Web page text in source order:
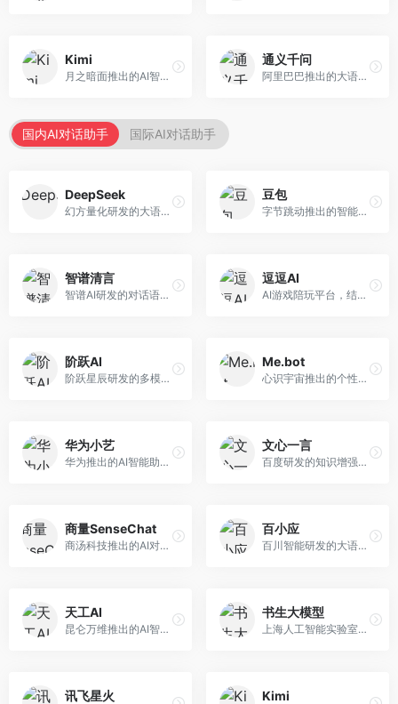
Kimi
月之暗面推出的AI智能助手，核心优势在于超长文本处理能力，支持20万字以上文档分析。面向学术研究者、职场人士和内容创作者，提供文档解读、PPT生成、联网搜索等综合服务。
通义千问
阿里巴巴推出的大语言模型平台，提供对话问答、文档处理、图像理解、代码编写等全方位AI服务。面向企业用户和个人开发者，集成阿里云生态，支持多模态交互，企业级安全保障。
国内AI对话助手 国际AI对话助手
DeepSeek
幻方量化研发的大语言模型平台，专注于深度推理和代码生成能力。面向开发者、研究人员和技术爱好者，提供强大的逻辑推理和数学计算功能，开源生态完善，API接口友好。
豆包
字节跳动推出的智能对话助手平台，提供文本创作、知识问答、英语学习等多种AI服务。面向普通用户和内容创作者，支持多轮对话和文件解析，免费使用，响应速度快，中文理解能力强。
智谱清言
智谱AI研发的对话语言模型，支持中英双语交互。面向中文用户和开发者，提供知识问答、代码编写、文档解读等服务，开源生态完善，学术研究背景深厚。
逗逗AI
AI游戏陪玩平台，结合游戏理解和自然语言交互技术。面向游戏玩家，提供游戏攻略、陪玩互动、社交聊天等服务，游戏知识丰富，互动体验有趣。
阶跃AI
阶跃星辰研发的多模态大模型平台，支持文本、图像、视频的综合理解与生成。面向创作者和企业客户，提供内容创作、智能分析等服务，多模态能力突出。
Me.bot
心识宇宙推出的个性化AI伴侣，专注于情感交互和个人助理服务。面向个人用户，支持日程管理、情感陪伴、知识问答等功能，交互体验人性化。
华为小艺
华为推出的AI智能助手网页端，深度整合鸿蒙生态和华为云服务。面向华为设备用户，支持语音交互、智能问答、设备控制等功能，与华为硬件生态无缝衔接。
文心一言
百度研发的知识增强大语言模型，深度融合百度知识图谱和搜索能力。面向中文用户，提供知识问答、文本创作、逻辑推理等服务，中文语境理解准确，知识覆盖面广。
商量SenseChat
商汤科技推出的AI对话平台，结合计算机视觉和自然语言处理技术。面向企业用户和开发者，支持多模态交互，视觉理解能力强，适合智能客服和内容创作场景。
百小应
百川智能研发的大语言模型助手，专注于中文理解和生成。面向中文用户，提供知识问答、文本创作、代码辅助等服务，模型参数规模大，中文表达流畅自然。
天工AI
昆仑万维推出的AI智能助手，集成搜索、对话、创作等多种能力。面向普通用户和内容创作者，支持联网搜索、文本生成、图像理解等功能，响应速度快，免费使用。
书生大模型
上海人工智能实验室研发的开源大模型系列，支持多尺度和多模态。面向研究机构和开发者，开源生态完善，学术研究背景深厚，适合科研和定制开发。
讯飞星火 Kimi